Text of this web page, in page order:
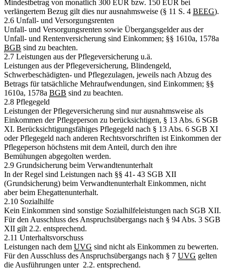
Mindestbetrag von monatlich 300 EUR bzw. 150 EUR bei
verlängertem Bezug gilt dies nur ausnahmsweise (§ 11 S. 4 BEEG).
2.6 Unfall- und Versorgungsrenten
Unfall- und Versorgungsrenten sowie Übergangsgelder aus der
Unfall- und Rentenversicherung sind Einkommen; §§ 1610a, 1578a
BGB sind zu beachten.
2.7 Leistungen aus der Pflegeversicherung u.ä.
Leistungen aus der Pflegeversicherung, Blindengeld,
Schwerbeschädigten- und Pflegezulagen, jeweils nach Abzug des
Betrags für tatsächliche Mehraufwendungen, sind Einkommen; §§
1610a, 1578a BGB sind zu beachten.
2.8 Pflegegeld
Leistungen der Pflegeversicherung sind nur ausnahmsweise als
Einkommen der Pflegeperson zu berücksichtigen, § 13 Abs. 6 SGB
XI. Berücksichtigungsfähiges Pflegegeld nach § 13 Abs. 6 SGB XI
oder Pflegegeld nach anderen Rechtsvorschriften ist Einkommen der
Pflegeperson höchstens mit dem Anteil, durch den ihre
Bemühungen abgegolten werden.
2.9 Grundsicherung beim Verwandtenunterhalt
In der Regel sind Leistungen nach §§ 41- 43 SGB XII
(Grundsicherung) beim Verwandtenunterhalt Einkommen, nicht
aber beim Ehegattenunterhalt.
2.10 Sozialhilfe
Kein Einkommen sind sonstige Sozialhilfeleistungen nach SGB XII.
Für den Ausschluss des Anspruchsübergangs nach § 94 Abs. 3 SGB
XII gilt 2.2. entsprechend.
2.11 Unterhaltsvorschuss
Leistungen nach dem UVG sind nicht als Einkommen zu bewerten.
Für den Ausschluss des Anspruchsübergangs nach § 7 UVG gelten
die Ausführungen unter 2.2. entsprechend.